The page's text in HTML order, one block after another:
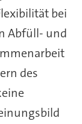
bei
Abfüll- und
des